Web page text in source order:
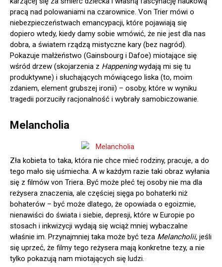
pracą nad polowaniami na czarownice. Von Trier mówi o
niebezpieczeństwach emancypacji, które pojawiają się
dopiero wtedy, kiedy damy sobie wmówić, że nie jest dla nas
dobra, a światem rządzą mistyczne kary (bez nagród).
Pokazuje małżeństwo (Gainsbourg i Dafoe) miotające się
wśród drzew (skojarzenia z Happeningwydają mi się tu
produktywne) i słuchających mówiącego liska (to, moim
zdaniem, element grubszej ironii) – osoby, które w wyniku
tragedii porzuciły racjonalność i wybrały samobiczowanie.
Melancholia
Zła kobieta to taka, która nie chce mieć rodziny, pracuje, a do
tego mało się uśmiecha. A w każdym razie taki obraz wyłania
się z filmów von Triera. Być może płeć tej osoby nie ma dla
reżysera znaczenia, ale częściej sięga po bohaterki niż
bohaterów – być może dlatego, że opowiada o egoizmie,
nienawiści do świata i siebie, depresji, które w Europie po
stosach i inkwizycji wydają się wciąż mniej wybaczalne
właśnie im. Przynajmniej taka może być teza Melancholii, jeśli
się uprzeć, że filmy tego reżysera mają konkretne tezy, a nie
tylko pokazują nam miotających się ludzi.